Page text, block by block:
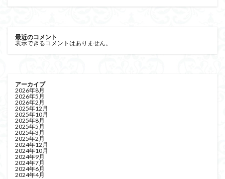
最近のコメント
表示できるコメントはありません。
アーカイブ
2026年8月
2026年5月
2026年2月
2025年12月
2025年10月
2025年8月
2025年5月
2025年3月
2025年2月
2024年12月
2024年10月
2024年9月
2024年7月
2024年6月
2024年4月